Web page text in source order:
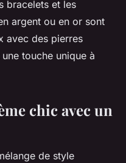
bracelets et les
argent ou en or sont
avec des pierres
touche unique à
chic avec un
de style